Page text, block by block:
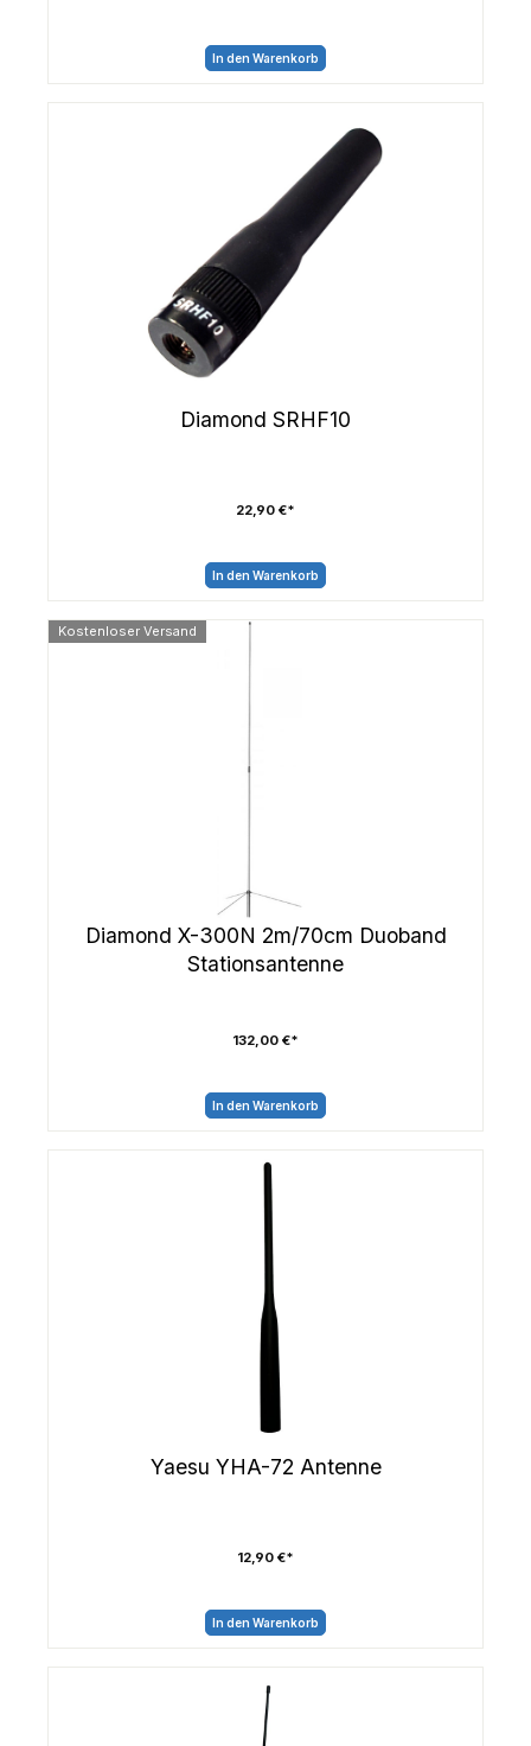
In den Warenkorb
Diamond SRHF10
22,90 €*
In den Warenkorb
Kostenloser Versand
Diamond X-300N 2m/70cm Duoband
Stationsantenne
132,00 €*
In den Warenkorb
Yaesu YHA-72 Antenne
12,90 €*
In den Warenkorb